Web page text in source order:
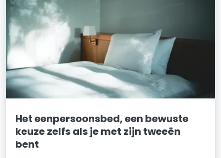
Het eenpersoonsbed, een bewuste
keuze zelfs als je met zijn tweeën
bent